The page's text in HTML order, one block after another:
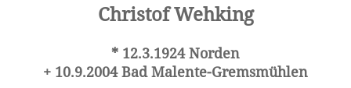
Christof Wehking
* 12.3.1924 Norden
+ 10.9.2004 Bad Malente-Gremsmühlen